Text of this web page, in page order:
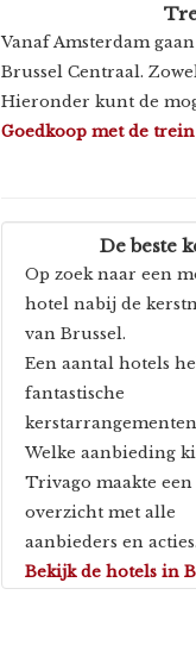
Vanaf Amsterdam
Brussel Centraal.
Hieronder kunt de
Goedkoop met de
De beste
Op zoek naar een
hotel nabij de
van Brussel.
Een aantal hotels
fantastische
Welke aanbieding
Trivago maakte een
overzicht met alle
aanbieders en
Bekijk de hotels in